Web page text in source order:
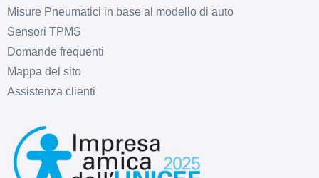
Misure Pneumatici in base al modello di auto
Sensori TPMS
Domande frequenti
Mappa del sito
Assistenza clienti